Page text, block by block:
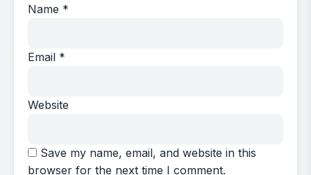
Name *
Email *
Website
Save my name, email, and website in this
browser for the next time I comment.